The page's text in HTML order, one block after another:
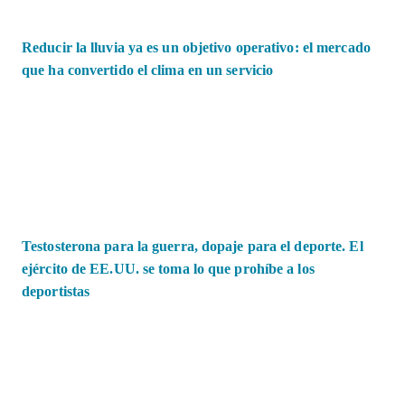
Reducir la lluvia ya es un objetivo operativo: el mercado
que ha convertido el clima en un servicio
Testosterona para la guerra, dopaje para el deporte. El
ejército de EE.UU. se toma lo que prohíbe a los
deportistas